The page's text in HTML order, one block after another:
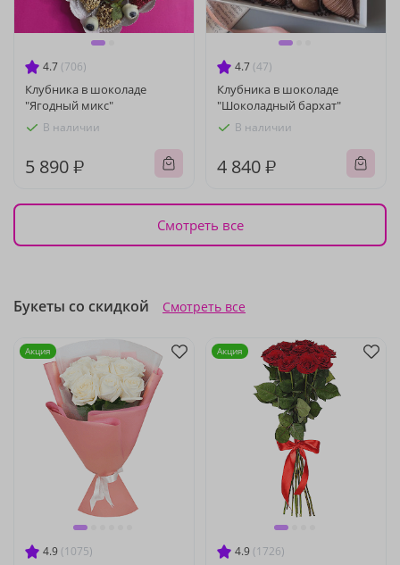
4.7 (706)
Клубника в шоколаде
"Ягодный микс"
В наличии
5 890 ₽
4.7 (47)
Клубника в шоколаде
"Шоколадный бархат"
В наличии
4 840 ₽
Смотреть все
Букеты со скидкой Смотреть все
4.9 (1075)
Акция
4.9 (1726)
Акция